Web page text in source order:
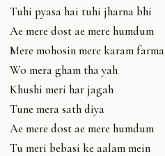
Tuhi pyasa hai tuhi jharna bhi
Ae mere dost ae mere humdum
Mere mohosin mere karam farma
Wo mera gham tha yah
Khushi meri har jagah
Tune mera sath diya
Ae mere dost ae mere humdum
Tu meri bebasi ke aalam mein